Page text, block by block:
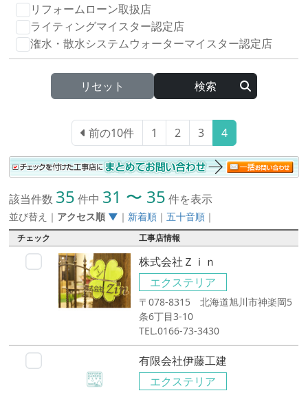
リフォームローン取扱店
ライティングマイスター認定店
潅水・散水システムウォーターマイスター認定店
リセット
前の10件 1 2 3 4
該当件数 35 件中 31 〜 35 件を表示
並び替え ｜ アクセス順 ▼ ｜ 新着順 ｜五十音順 ｜
チェック 工事店情報
株式会社Ｚｉｎ
エクステリア
〒078-8315 北海道旭川市神楽岡5
条6丁目3-10
TEL.0166-73-3430
有限会社伊藤工建
エクステリア